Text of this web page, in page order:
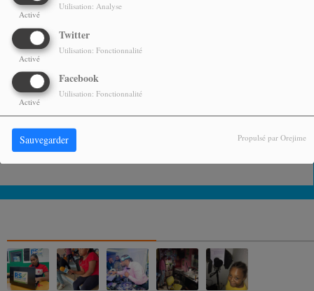
Activé
Utilisation: Analyse
Twitter
Activé
Utilisation: Fonctionnalité
Facebook
Activé
Utilisation: Fonctionnalité
Sauvegarder Propulsé par Orejime
PARTAGEZ !
COMMENTAIRES(0)